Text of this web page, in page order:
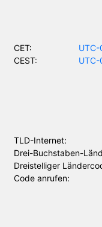
CET:
CEST:
TLD-Internet:
Drei-Buchstaben-
Dreistelliger
Code anrufen: